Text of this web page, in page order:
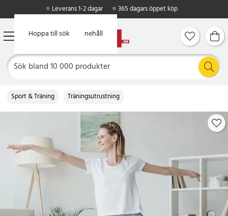
Hoppa till huvudinnehåll
Hoppa till sök
⭐ Leverans 1-2 dagar ⭐ 365 dagars öppet köp
Sport & Träning Träningsutrustning